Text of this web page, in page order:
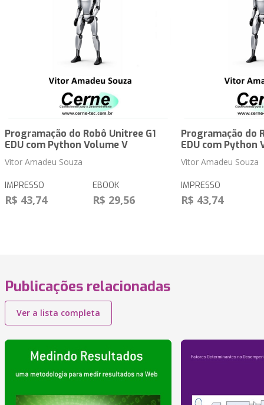
Programação do Robô Unitree G1
EDU com Python Volume V
Vitor Amadeu Souza
IMPRESSO
R$ 43,74
EBOOK
R$ 29,56
Programação do
EDU com Python
Vitor Amadeu Souza
IMPRESSO
R$ 43,74
Publicações relacionadas
Ver a lista completa